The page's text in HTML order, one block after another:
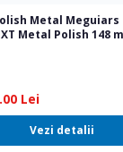
Metal Meguiars
Metal Polish 148
Lei
Vezi detalii